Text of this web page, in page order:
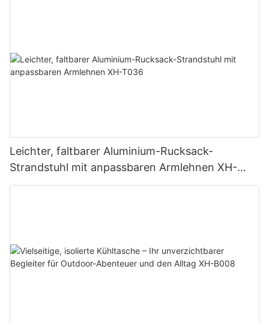
Leichter, faltbarer Aluminium-Rucksack-
Strandstuhl mit anpassbaren Armlehnen XH-
T036